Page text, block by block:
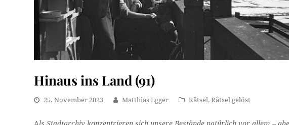
Hinaus ins Land (91)
25. November 2023 Matthias Egger Rätsel,Rätsel gelöst